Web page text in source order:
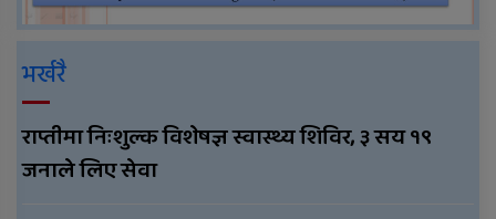
भर्खरै
राप्तीमा निःशुल्क विशेषज्ञ स्वास्थ्य शिविर, ३ सय १९
जनाले लिए सेवा